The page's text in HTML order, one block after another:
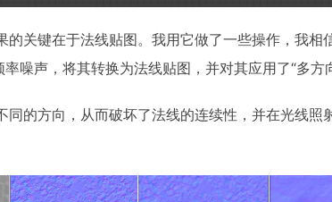
关键在于法线贴图。我用它做了一些操作，我相
噪声，将其转换为法线贴图，并对其应用了“多方
同的方向，从而破坏了法线的连续性，并在光线照